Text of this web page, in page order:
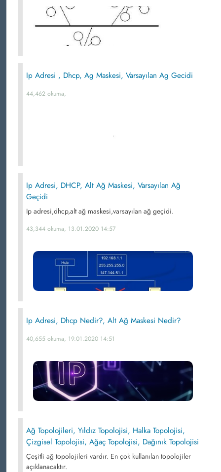
Ip Adresi , Dhcp, Ag Maskesi, Varsayılan Ag Gecidi
44,462 okuma,
Ip Adresi, DHCP, Alt Ağ Maskesi, Varsayılan Ağ
Geçidi
Ip adresi,dhcp,alt ağ maskesi,varsayılan ağ geçidi.
43,344 okuma, 13.01.2020 14:57
Ip Adresi, Dhcp Nedir?, Alt Ağ Maskesi Nedir?
40,655 okuma, 19.01.2020 14:51
Ağ Topolojileri, Yıldız Topolojisi, Halka Topolojisi,
Çizgisel Topolojisi, Ağaç Topolojisi, Dağınık Topolojisi
Çeşitli ağ topolojileri vardır. En çok kullanılan topolojiler
açıklanacaktır.